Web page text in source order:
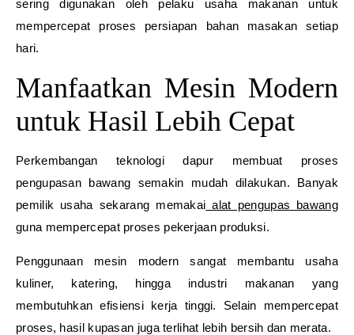
sering digunakan oleh pelaku usaha makanan untuk
mempercepat proses persiapan bahan masakan setiap
hari.
Manfaatkan Mesin Modern
untuk Hasil Lebih Cepat
Perkembangan teknologi dapur membuat proses
pengupasan bawang semakin mudah dilakukan. Banyak
pemilik usaha sekarang memakai alat pengupas bawang
guna mempercepat proses pekerjaan produksi.
Penggunaan mesin modern sangat membantu usaha
kuliner, katering, hingga industri makanan yang
membutuhkan efisiensi kerja tinggi. Selain mempercepat
proses, hasil kupasan juga terlihat lebih bersih dan merata.